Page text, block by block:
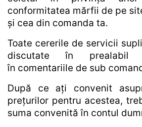
conformitatea mărfii de pe
și cea din comanda ta.
Toate cererile de servicii
discutate în prealabil
în comentariile de sub
După ce ați convenit
prețurilor pentru acestea,
suma convenită în contul